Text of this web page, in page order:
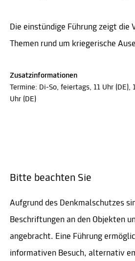
Die einstündige Führung zeigt die
Themen rund um kriegerische
Zusatzinformationen
Termine: Di-So, feiertags, 11 Uhr (DE),
Uhr (DE)
Bitte beachten Sie
Aufgrund des Denkmalschutzes
Beschriftungen an den Objekten
angebracht. Eine Führung
informativen Besuch, alternativ